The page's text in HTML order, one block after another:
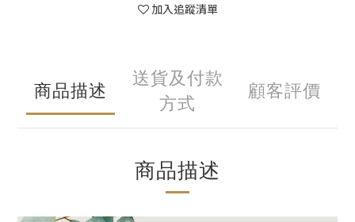
加入追蹤清單
商品描述
送貨及付款
方式
顧客評價
商品描述